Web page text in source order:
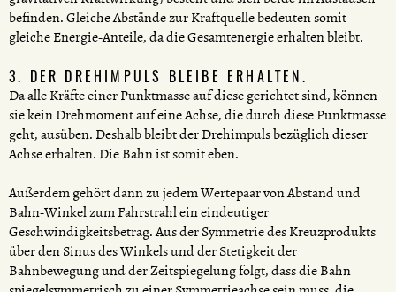
befinden. Gleiche Abstände zur Kraftquelle bedeuten somit
gleiche Energie-Anteile, da die Gesamtenergie erhalten bleibt.
3. DER DREHIMPULS BLEIBE ERHALTEN.
Da alle Kräfte einer Punktmasse auf diese gerichtet sind, können
sie kein Drehmoment auf eine Achse, die durch diese Punktmasse
geht, ausüben. Deshalb bleibt der Drehimpuls bezüglich dieser
Achse erhalten. Die Bahn ist somit eben.
Außerdem gehört dann zu jedem Wertepaar von Abstand und
Bahn-Winkel zum Fahrstrahl ein eindeutiger
Geschwindigkeitsbetrag. Aus der Symmetrie des Kreuzprodukts
über den Sinus des Winkels und der Stetigkeit der
Bahnbewegung und der Zeitspiegelung folgt, dass die Bahn